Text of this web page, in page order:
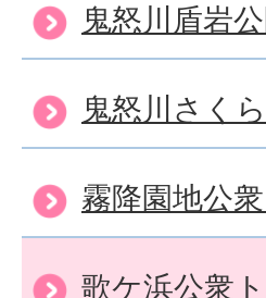
鬼怒川盾岩
鬼怒川さく
霧降園地公
歌ケ浜公衆